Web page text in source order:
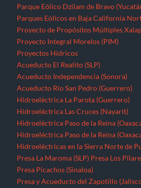
Parque Eólico Dzilam de Bravo
Parques Eólicos en Baja California
Proyecto de Propósitos Múltiples
Proyecto Integral Morelos (PIM)
Proyectos Hídricos
Acueducto El Realito (SLP)
Acueducto Independencia (Sonora)
Acueducto Río San Pedro (Guerrero)
Hidroeléctrica La Parota (Guerrero)
Hidroeléctrica Las Cruces (Nayarit)
Hidroeléctrica Paso de la Reina
Hidroeléctrica Paso de la Reina
Hidroeléctricas en la Sierra Norte de
Presa La Maroma (SLP) Presa Los
Presa Picachos (Sinaloa)
Presa y Acueducto del Zapotillo